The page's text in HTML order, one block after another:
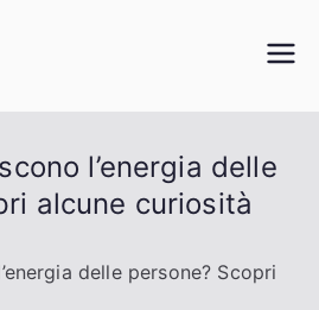
l’energia delle
alcune curiosità
delle persone? Scopri